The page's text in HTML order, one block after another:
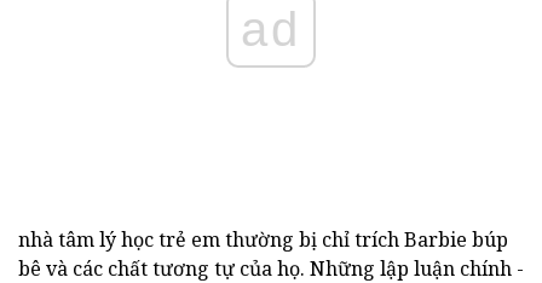
ad
nhà tâm lý học trẻ em thường bị chỉ trích Barbie búp
bê và các chất tương tự của họ. Những lập luận chính -